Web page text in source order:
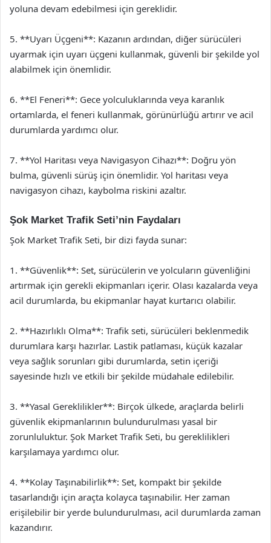
yoluna devam edebilmesi için gereklidir.
5. **Uyarı Üçgeni**: Kazanın ardından, diğer sürücüleri
uyarmak için uyarı üçgeni kullanmak, güvenli bir şekilde yol
alabilmek için önemlidir.
6. **El Feneri**: Gece yolculuklarında veya karanlık
ortamlarda, el feneri kullanmak, görünürlüğü artırır ve acil
durumlarda yardımcı olur.
7. **Yol Haritası veya Navigasyon Cihazı**: Doğru yön
bulma, güvenli sürüş için önemlidir. Yol haritası veya
navigasyon cihazı, kaybolma riskini azaltır.
Şok Market Trafik Seti’nin Faydaları
Şok Market Trafik Seti, bir dizi fayda sunar:
1. **Güvenlik**: Set, sürücülerin ve yolcuların güvenliğini
artırmak için gerekli ekipmanları içerir. Olası kazalarda veya
acil durumlarda, bu ekipmanlar hayat kurtarıcı olabilir.
2. **Hazırlıklı Olma**: Trafik seti, sürücüleri beklenmedik
durumlara karşı hazırlar. Lastik patlaması, küçük kazalar
veya sağlık sorunları gibi durumlarda, setin içeriği
sayesinde hızlı ve etkili bir şekilde müdahale edilebilir.
3. **Yasal Gereklilikler**: Birçok ülkede, araçlarda belirli
güvenlik ekipmanlarının bulundurulması yasal bir
zorunluluktur. Şok Market Trafik Seti, bu gereklilikleri
karşılamaya yardımcı olur.
4. **Kolay Taşınabilirlik**: Set, kompakt bir şekilde
tasarlandığı için araçta kolayca taşınabilir. Her zaman
erişilebilir bir yerde bulundurulması, acil durumlarda zaman
kazandırır.